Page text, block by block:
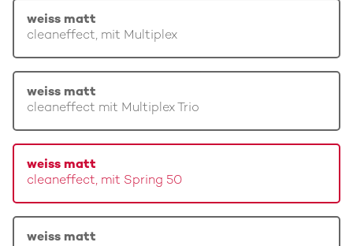
weiss matt
cleaneffect, mit Multiplex
weiss matt
cleaneffect mit Multiplex Trio
weiss matt
cleaneffect, mit Spring 50
weiss matt